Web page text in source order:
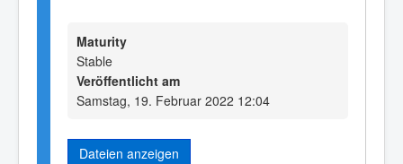
Maturity
Stable
Veröffentlicht am
Samstag, 19. Februar 2022 12:04
Dateien anzeigen